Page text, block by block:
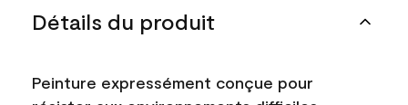
Détails du produit
Peinture expressément conçue pour